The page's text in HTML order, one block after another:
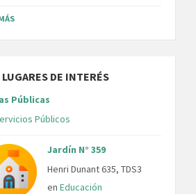
LUGARES DE INTERÉS
Públicas
Públicos
Jardín N° 359
Henri Dunant 635, TDS3
enEducación